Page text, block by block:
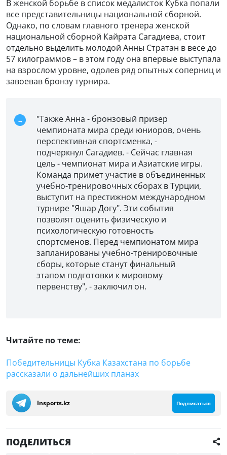
В женской борьбе в список медалисток Кубка попали
все представительницы национальной сборной.
Однако, по словам главного тренера женской
национальной сборной Кайрата Сагадиева, стоит
отдельно выделить молодой Анны Стратан в весе до
57 килограммов – в этом году она впервые выступала
на взрослом уровне, одолев ряд опытных соперниц и
завоевав бронзу турнира.
"Также Анна - бронзовый призер
чемпионата мира среди юниоров, очень
перспективная спортсменка, -
подчеркнул Сагадиев. - Сейчас главная
цель - чемпионат мира и Азиатские игры.
Команда примет участие в объединенных
учебно-тренировочных сборах в Турции,
выступит на престижном международном
турнире "Яшар Догу". Эти события
позволят оценить физическую и
психологическую готовность
спортсменов. Перед чемпионатом мира
запланированы учебно-тренировочные
сборы, которые станут финальный
этапом подготовки к мировому
первенству", - заключил он.
Читайте по теме:
Победительницы Кубка Казахстана по борьбе
рассказали о дальнейших планах
Insports.kz Подписаться
ПОДЕЛИТЬСЯ